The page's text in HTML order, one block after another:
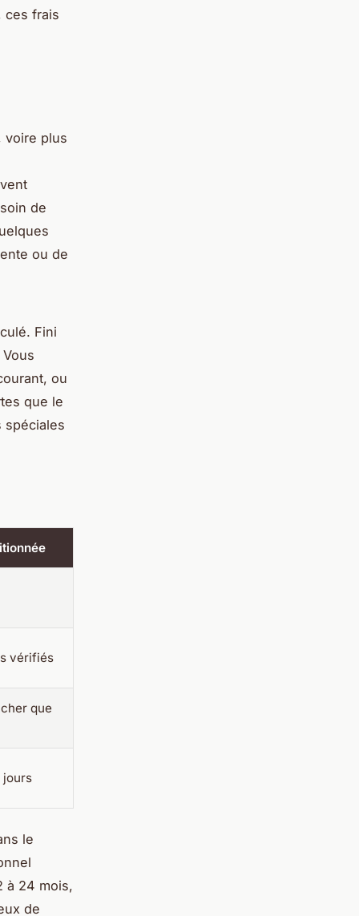
ces frais
voire plus
de
ou de
Fini
ou
que le
spéciales
vérifiés
que
jours
le
à 24 mois,
de